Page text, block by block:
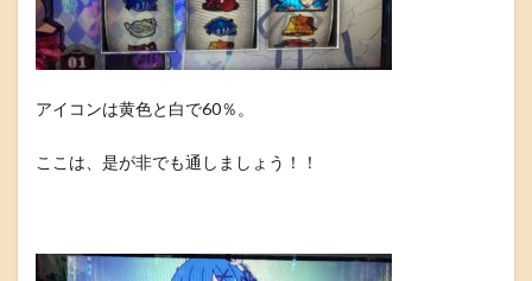
アイコンは黄色と白で60％。
ここは、是が非でも通しましょう！！